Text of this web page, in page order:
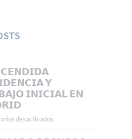
𝗬
𝗜𝗡𝗜𝗖𝗜𝗔𝗟 𝗘𝗡
desactivados